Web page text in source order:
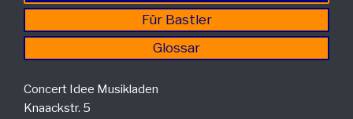
Für Bastler
Glossar
Concert Idee Musikladen
Knaackstr. 5